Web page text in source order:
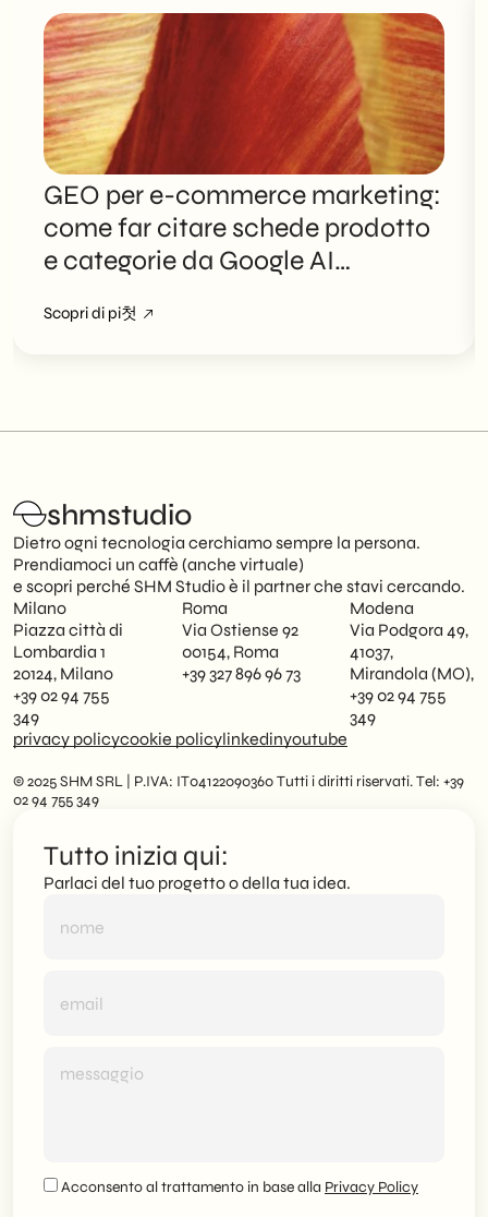
GEO per e-commerce marketing:
come far citare schede prodotto
e categorie da Google AI
Scopri di pi첫
shmstudio
Dietro ogni tecnologia cerchiamo sempre la persona.
Prendiamoci un caffè (anche virtuale)
e scopri perché SHM Studio è il partner che stavi cercando.
Milano
Piazza città di
Lombardia 1
20124, Milano
+39 02 94 755
349
Roma
Via Ostiense 92
00154, Roma
+39 327 896 96 73
Modena
Via Podgora 49,
41037,
Mirandola (MO),
+39 02 94 755
349
privacy policycookie policylinkedinyoutube
© 2025 SHM SRL | P.IVA: IT04122090360 Tutti i diritti riservati. Tel: +39
02 94 755 349
Tutto inizia qui:
Parlaci del tuo progetto o della tua idea.
Acconsento al trattamento in base alla Privacy Policy